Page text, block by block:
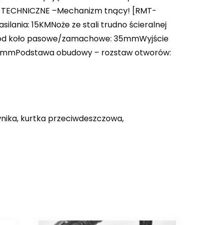
–Mechanizm tnący! [RMT-
15KMNoże ze stali trudno ścieralnej
koło pasowe/zamachowe: 35mmWyjście
obudowy – rozstaw otworów:
kurtka przeciwdeszczowa,